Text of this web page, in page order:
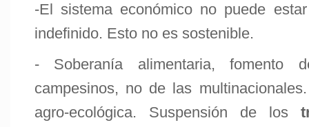
-El sistema económico no puede
indefinido. Esto no es sostenible.
- Soberanía alimentaria, fomento
campesinos, no de las
agro-ecológica. Suspensión de los